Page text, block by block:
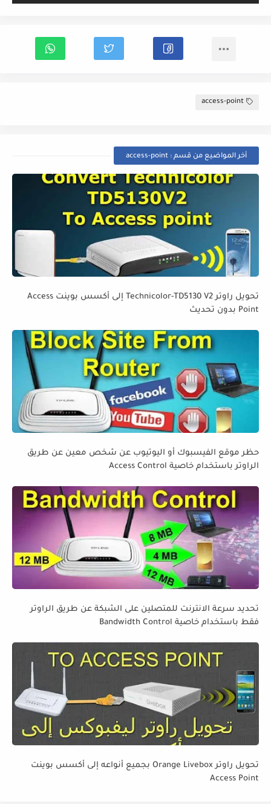
access-point
أخر المواضيع من قسم : access-point
تحويل راوتر Technicolor-TD5130 V2 إلى أكسس بوينت Access
Point بدون تحديث
حظر موقع الفيسبوك أو اليوتيوب عن شخص معين عن طريق
الراوتر باستخدام خاصية Access Control
تحديد سرعة الانترنت للمتصلين على الشبكة عن طريق الراوتر
فقط باستخدام خاصية Bandwidth Control
تحويل راوتر Orange Livebox بجميع أنواعه إلى أكسس بوينت
Access Point